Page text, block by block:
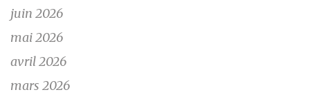
juin 2026
mai 2026
avril 2026
mars 2026